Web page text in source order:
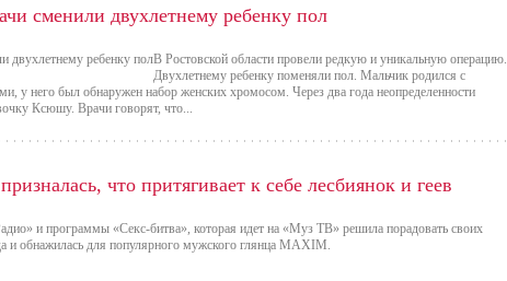
сменили двухлетнему ребенку пол
В Ростовской области провели редкую и уникальную операцию.
Двухлетнему ребенку поменяли пол. Мальчик родился с
у него был обнаружен набор женских хромосом. Через два года неопределенности
Ксюшу. Врачи говорят, что...
что притягивает к себе лесбиянок и геев
и программы «Секс-битва», которая идет на «Муз ТВ» решила порадовать своих
и обнажилась для популярного мужского глянца MAXIM.